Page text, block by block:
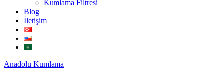
Kumlama Filtresi
Blog
İletişim
Anadolu Kumlama